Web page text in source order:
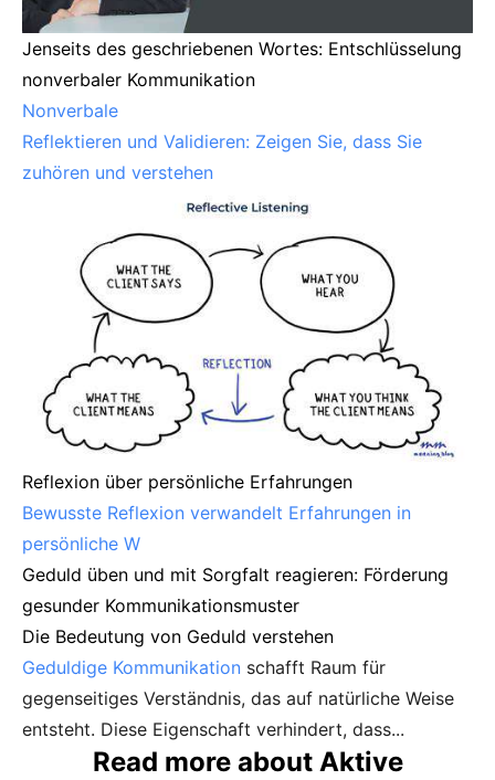
Jenseits des geschriebenen Wortes: Entschlüsselung
nonverbaler Kommunikation
Nonverbale
Reflektieren und Validieren: Zeigen Sie, dass Sie
zuhören und verstehen
Reflexion über persönliche Erfahrungen
Bewusste Reflexion verwandelt Erfahrungen in
persönliche W
Geduld üben und mit Sorgfalt reagieren: Förderung
gesunder Kommunikationsmuster
Die Bedeutung von Geduld verstehen
Geduldige Kommunikation schafft Raum für
gegenseitiges Verständnis, das auf natürliche Weise
entsteht. Diese Eigenschaft verhindert, dass...
Read more about Aktive